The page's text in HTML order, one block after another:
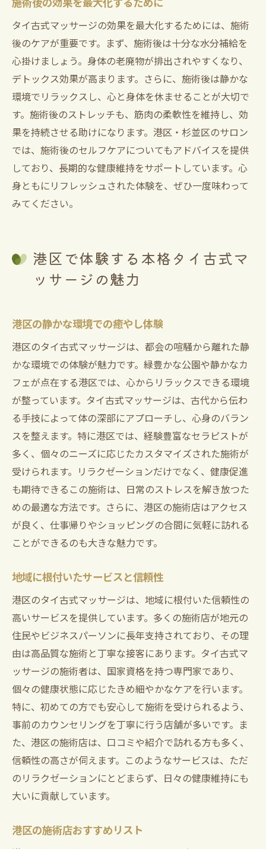
タイ古式マッサージの効果を最大化するためには、施術
後のケアが重要です。まず、施術後は十分な水分補給を
心掛けましょう。身体の老廃物が排出されやすくなり、
デトックス効果が高まります。さらに、施術後は静かな
環境でリラックスし、心と身体を休ませることが大切で
す。施術後のストレッチも、筋肉の柔軟性を維持し、効
果を持続させる助けになります。港区・杉並区のサロン
では、施術後のセルフケアについてもアドバイスを提供
しており、長期的な健康維持をサポートしています。心
身ともにリフレッシュされた体験を、ぜひ一度味わって
みてください。
港区で体験する本格タイ古式マ
ッサージの魅力
港区の静かな環境での癒やし体験
港区のタイ古式マッサージは、都会の喧騒から離れた静
かな環境での体験が魅力です。緑豊かな公園や静かなカ
フェが点在する港区では、心からリラックスできる環境
が整っています。タイ古式マッサージは、古代から伝わ
る手技によって体の深部にアプローチし、心身のバラン
スを整えます。特に港区では、経験豊富なセラピストが
多く、個々のニーズに応じたカスタマイズされた施術が
受けられます。リラクゼーションだけでなく、健康促進
も期待できるこの施術は、日常のストレスを解き放つた
めの最適な方法です。さらに、港区の施術店はアクセス
が良く、仕事帰りやショッピングの合間に気軽に訪れる
ことができるのも大きな魅力です。
地域に根付いたサービスと信頼性
港区のタイ古式マッサージは、地域に根付いた信頼性の
高いサービスを提供しています。多くの施術店が地元の
住民やビジネスパーソンに長年支持されており、その理
由は高品質な施術と丁寧な接客にあります。タイ古式マ
ッサージの施術者は、国家資格を持つ専門家であり、
個々の健康状態に応じたきめ細やかなケアを行います。
特に、初めての方でも安心して施術を受けられるよう、
事前のカウンセリングを丁寧に行う店舗が多いです。ま
た、港区の施術店は、口コミや紹介で訪れる方も多く、
信頼性の高さが伺えます。このようなサービスは、ただ
のリラクゼーションにとどまらず、日々の健康維持にも
大いに貢献しています。
港区の施術店おすすめリスト